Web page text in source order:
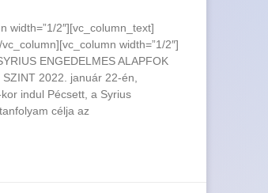
width=”1/2″][vc_column_text]
width=”1/2″]
ENGEDELMES ALAPFOK
SZINT 2022. január 22-én,
indul Pécsett, a Syrius
célja az